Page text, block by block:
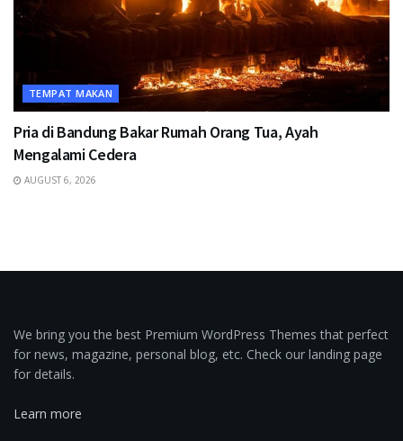
TEMPAT MAKAN
Pria di Bandung Bakar Rumah Orang Tua, Ayah
Mengalami Cedera
AUGUST 6, 2026
We bring you the best Premium WordPress Themes that perfect
for news, magazine, personal blog, etc. Check our landing page
for details.
Learn more